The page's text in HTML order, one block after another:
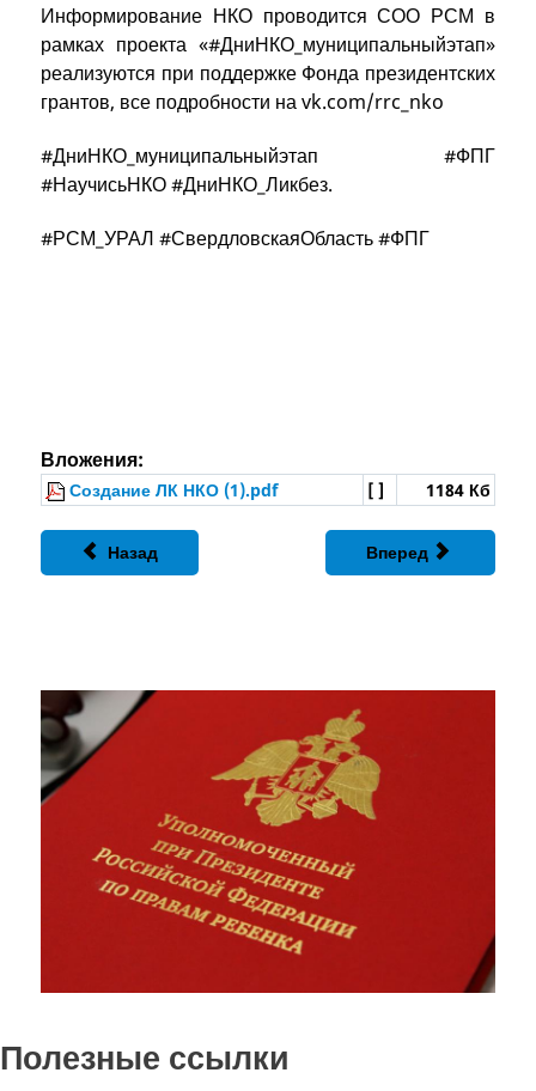
Информирование НКО проводится СОО РСМ в
рамках проекта «#ДниНКО_муниципальныйэтап»
реализуются при поддержке Фонда президентских
грантов, все подробности на vk.com/rrc_nko
#ДниНКО_муниципальныйэтап #ФПГ
#НаучисьНКО #ДниНКО_Ликбез.
#РСМ_УРАЛ #СвердловскаяОбласть #ФПГ
Вложения:
Создание ЛК НКО (1).pdf [ ] 1184 Кб
Назад Вперед
Полезные ссылки